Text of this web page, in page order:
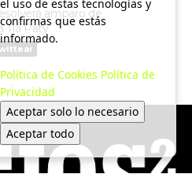
amparo de
Tía Paty
el uso de estas tecnologías y
confirmas que estás
informado.
Política de Cookies Política de
Privacidad
Aceptar solo lo necesario
Aceptar todo